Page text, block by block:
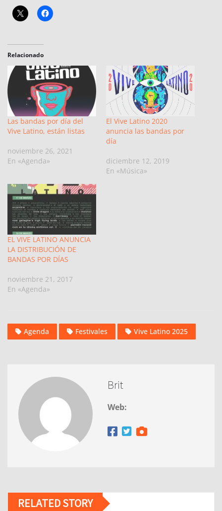
Relacionado
Las bandas por día del
Vive Latino, están listas
noviembre 26, 2021
En «Agenda»
El Vive Latino 2020
anuncia las bandas por
día
diciembre 12, 2019
En «Música»
EL VIVE LATINO ANUNCIA
LA DISTRIBUCIÓN DE
BANDAS POR DÍAS
noviembre 21, 2017
En «Agenda»
Agenda Festivales Vive Latino 2025
Brit
Web:
RELATED STORY